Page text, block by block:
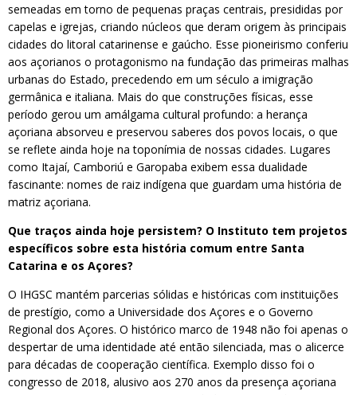
semeadas em torno de pequenas praças centrais, presididas por
capelas e igrejas, criando núcleos que deram origem às principais
cidades do litoral catarinense e gaúcho. Esse pioneirismo conferiu
aos açorianos o protagonismo na fundação das primeiras malhas
urbanas do Estado, precedendo em um século a imigração
germânica e italiana. Mais do que construções físicas, esse
período gerou um amálgama cultural profundo: a herança
açoriana absorveu e preservou saberes dos povos locais, o que
se reflete ainda hoje na toponímia de nossas cidades. Lugares
como Itajaí, Camboriú e Garopaba exibem essa dualidade
fascinante: nomes de raiz indígena que guardam uma história de
matriz açoriana.
Que traços ainda hoje persistem? O Instituto tem projetos
específicos sobre esta história comum entre Santa
Catarina e os Açores?
O IHGSC mantém parcerias sólidas e históricas com instituições
de prestígio, como a Universidade dos Açores e o Governo
Regional dos Açores. O histórico marco de 1948 não foi apenas o
despertar de uma identidade até então silenciada, mas o alicerce
para décadas de cooperação científica. Exemplo disso foi o
congresso de 2018, alusivo aos 270 anos da presença açoriana